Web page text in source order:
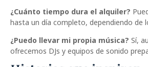
¿Cuánto tiempo dura el alquiler?
hasta un día completo, dependiendo de
¿Puedo llevar mi propia música? Sí,
ofrecemos DJs y equipos de sonido